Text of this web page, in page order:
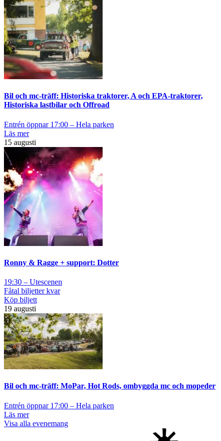
Bil och mc-träff: Historiska traktorer, A och EPA-traktorer,
Historiska lastbilar och Offroad
Entrén öppnar 17:00 – Hela parken
Läs mer
15 augusti
Ronny & Ragge + support: Dotter
19:30 – Utescenen
Fåtal biljetter kvar
Köp biljett
19 augusti
Bil och mc-träff: MoPar, Hot Rods, ombyggda mc och mopeder
Entrén öppnar 17:00 – Hela parken
Läs mer
Visa alla evenemang